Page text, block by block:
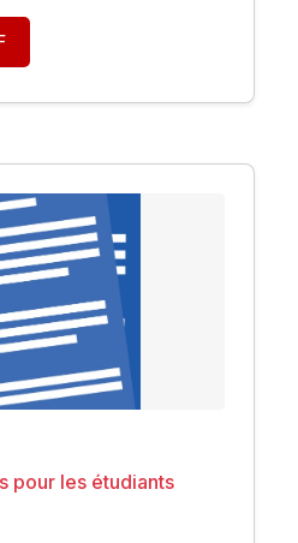
pour les étudiants